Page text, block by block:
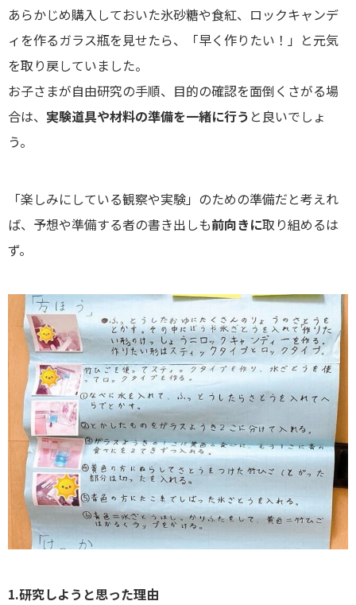
あらかじめ購入しておいた氷砂糖や食紅、ロックキャンデ
ィを作るガラス瓶を見せたら、「早く作りたい！」と元気
を取り戻していました。
お子さまが自由研究の手順、目的の確認を面倒くさがる場
合は、 実験道具や材料の準備を一緒に行う と良いでしょ
う。
「楽しみにしている観察や実験」のための準備だと考えれ
ば、予想や準備する者の書き出しも前向きに取り組めるは
ず。
1.研究しようと思った理由